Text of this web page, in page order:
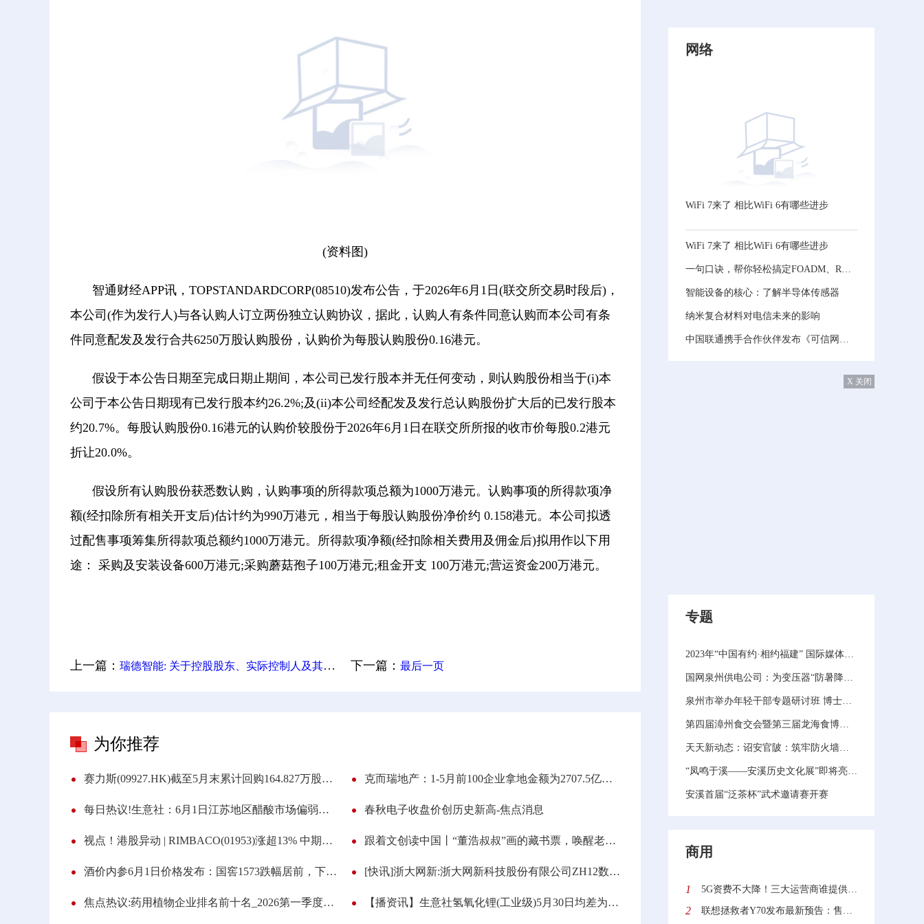
(资料图)
智通财经APP讯，TOPSTANDARDCORP(08510)发布公告，于2026年6月1日(联交所交易时段后)，
本公司(作为发行人)与各认购人订立两份独立认购协议，据此，认购人有条件同意认购而本公司有条
件同意配发及发行合共6250万股认购股份，认购价为每股认购股份0.16港元。
假设于本公告日期至完成日期止期间，本公司已发行股本并无任何变动，则认购股份相当于(i)本
公司于本公告日期现有已发行股本约26.2%;及(ii)本公司经配发及发行总认购股份扩大后的已发行股本
约20.7%。每股认购股份0.16港元的认购价较股份于2026年6月1日在联交所所报的收市价每股0.2港元
折让20.0%。
假设所有认购股份获悉数认购，认购事项的所得款项总额为1000万港元。认购事项的所得款项净
额(经扣除所有相关开支后)估计约为990万港元，相当于每股认购股份净价约 0.158港元。本公司拟透
过配售事项筹集所得款项总额约1000万港元。所得款项净额(经扣除相关费用及佣金后)拟用作以下用
途： 采购及安装设备600万港元;采购蘑菇孢子100万港元;租金开支 100万港元;营运资金200万港元。
上一篇： 瑞德智能: 关于控股股东、实际控制人及其一致行动人持股比例被动触及1%整数倍的权益变动提示性公告|简讯 下一篇： 最后一页
为你推荐
赛力斯(09927.HK)截至5月末累计回购164.827万股A股
每日热议!生意社：6月1日江苏地区醋酸市场偏弱运行
视点！港股异动 | RIMBACO(01953)涨超13% 中期纯利同比增长398% 收益增超五成
酒价内参6月1日价格发布：国窖1573跌幅居前，下跌6元/瓶，失守890元
焦点热议:药用植物企业排名前十名_2026第一季度每股收益10大排行榜
克而瑞地产：1-5月前100企业拿地金额为2707.5亿元 央国企仍是市场主力军
春秋电子收盘价创历史新高-焦点消息
跟着文创读中国丨“董浩叔叔”画的藏书票，唤醒老北京胡同里的童年记忆
[快讯]浙大网新:浙大网新科技股份有限公司ZH12数据中心项目的进展公告
【播资讯】生意社氢氧化锂(工业级)5月30日均差为-7050.00元/吨 由负向扩大转为缩小
网络
WiFi 7来了 相比WiFi 6有哪些进步
WiFi 7来了 相比WiFi 6有哪些进步
一句口诀，帮你轻松搞定FOADM、ROADM和OXC！
智能设备的核心：了解半导体传感器
纳米复合材料对电信未来的影响
中国联通携手合作伙伴发布《可信网络白皮书》​
X 关闭
专题
2023年“中国有约·相约福建” 国际媒体主题采访活动在泉州启动 当前播报
国网泉州供电公司：为变压器“防暑降温” 全力保障迎峰度夏电力供应|微资讯
泉州市举办年轻干部专题研讨班 博士选调生和硕士引进生首次集中培训 全球快资讯
第四届漳州食交会暨第三届龙海食博会开幕！现场签约总投资额达126亿元（视频）-天天百事通
天天新动态：诏安官陂：筑牢防火墙，消防演练进企业
“凤鸣于溪——安溪历史文化展”即将亮相国博
安溪首届“泛茶杯”武术邀请赛开赛
商用
1 5G资费不大降！三大运营商谁提供的5G网速最快？中国信通院给出答案
2 联想拯救者Y70发布最新预告：售价2970元起 迄今最便宜的骁龙8+旗舰